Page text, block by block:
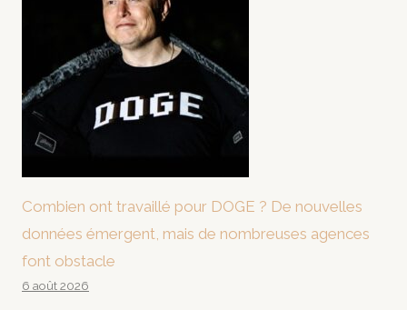
Combien ont travaillé pour DOGE ? De nouvelles
données émergent, mais de nombreuses agences
font obstacle
6 août 2026